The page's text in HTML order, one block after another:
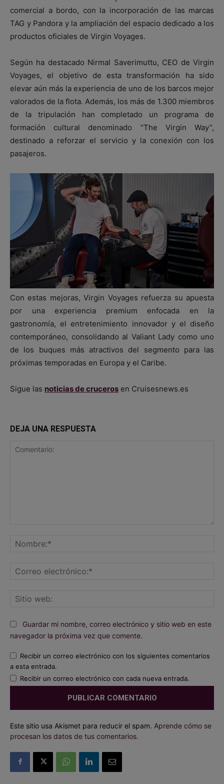
comercial a bordo, con la incorporación de las marcas
TAG y Pandora y la ampliación del espacio dedicado a los
productos oficiales de Virgin Voyages.
Según ha destacado Nirmal Saverimuttu, CEO de Virgin
Voyages, el objetivo de esta transformación ha sido
elevar aún más la experiencia de uno de los barcos mejor
valorados de la flota. Además, los más de 1.300 miembros
de la tripulación han completado un programa de
formación cultural denominado “The Virgin Way”,
destinado a reforzar el servicio y la conexión con los
pasajeros.
Con estas mejoras, Virgin Voyages refuerza su apuesta
por una experiencia premium enfocada en la
gastronomía, el entretenimiento innovador y el diseño
contemporáneo, consolidando al Valiant Lady como uno
de los buques más atractivos del segmento para las
próximas temporadas en Europa y el Caribe.
Sigue las noticias de cruceros en Cruisesnews.es
DEJA UNA RESPUESTA
Guardar mi nombre, correo electrónico y sitio web en este
navegador la próxima vez que comente.
Recibir un correo electrónico con los siguientes comentarios
a esta entrada.
Recibir un correo electrónico con cada nueva entrada.
Este sitio usa Akismet para reducir el spam. Aprende cómo se
procesan los datos de tus comentarios.